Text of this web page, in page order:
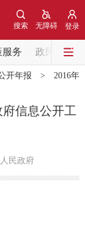
登录
无障碍
搜索
服务 政民互动
中央部委动态
部门动态
开年报 > 2016年
信息公开工
民政府